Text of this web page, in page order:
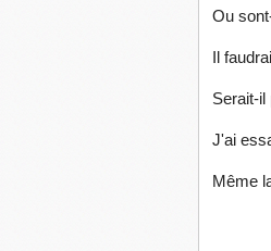
Ou
Il
Serait-il
J'ai
Même